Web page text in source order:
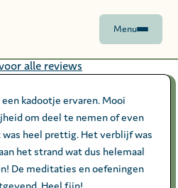
Menu
alle reviews
kadootje ervaren. Mooi
om deel te nemen of even
was heel prettig. Het verblijf was
het strand wat dus helemaal
De meditaties en oefeningen
Heel fijn!